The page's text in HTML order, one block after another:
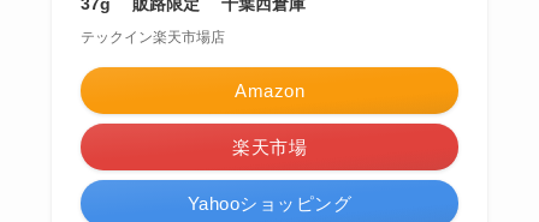
テックイン楽天市場店
Amazon
楽天市場
Yahooショッピング